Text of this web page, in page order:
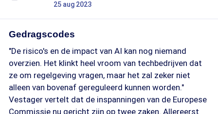
25 aug 2023
Gedragscodes
"De risico's en de impact van AI kan nog niemand
overzien. Het klinkt heel vroom van techbedrijven dat
ze om regelgeving vragen, maar het zal zeker niet
alleen van bovenaf gereguleerd kunnen worden."
Vestager vertelt dat de inspanningen van de Europese
Commissie nu gericht zijn op twee zaken. Allereerst